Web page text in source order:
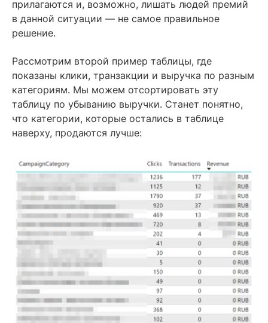
прилагаются и, возможно, лишать людей премий
в данной ситуации — не самое правильное
решение.
Рассмотрим второй пример таблицы, где
показаны клики, транзакции и выручка по разным
категориям. Мы можем отсортировать эту
таблицу по убыванию выручки. Станет понятно,
что категории, которые остались в таблице
наверху, продаются лучше: